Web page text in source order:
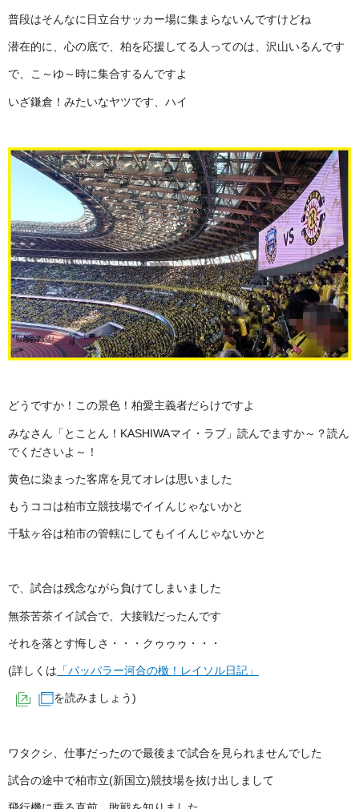
普段はそんなに日立台サッカー場に集まらないんですけどね
潜在的に、心の底で、柏を応援してる人ってのは、沢山いるんです
で、こ～ゆ～時に集合するんですよ
いざ鎌倉！みたいなヤツです、ハイ
どうですか！この景色！柏愛主義者だらけですよ
みなさん「とことん！KASHIWAマイ・ラブ」読んでますか～？読ん
でくださいよ～！
黄色に染まった客席を見てオレは思いました
もうココは柏市立競技場でイイんじゃないかと
千駄ヶ谷は柏市の管轄にしてもイイんじゃないかと
で、試合は残念ながら負けてしまいました
無茶苦茶イイ試合で、大接戦だったんです
それを落とす悔しさ・・・クゥゥゥ・・・
(詳しくは 「パッパラー河合の檄！レイソル日記」
（外部サイトへリンク）
（別ウィンドウで開きます）
を読みましょう)
ワタクシ、仕事だったので最後まで試合を見られませんでした
試合の途中で柏市立(新国立)競技場を抜け出しまして